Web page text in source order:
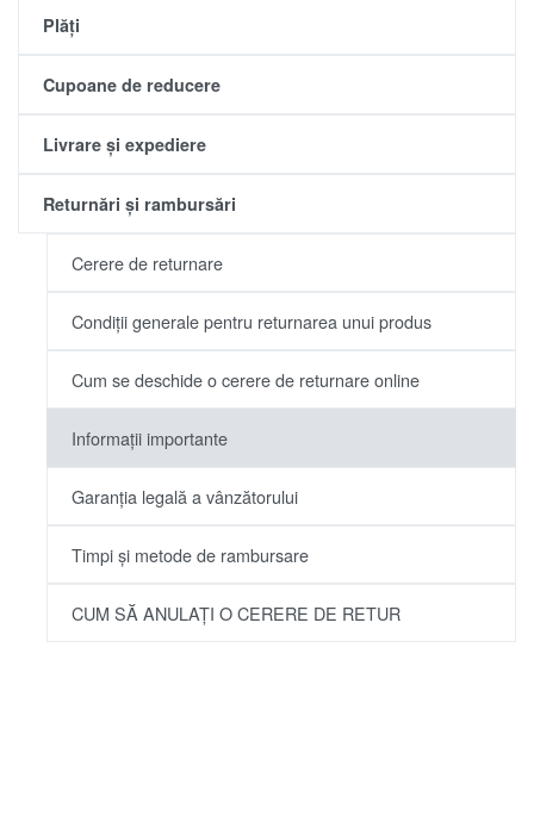
Plăți
Cupoane de reducere
Livrare și expediere
Returnări și rambursări
Cerere de returnare
Condiții generale pentru returnarea unui produs
Cum se deschide o cerere de returnare online
Informații importante
Garanția legală a vânzătorului
Timpi și metode de rambursare
CUM SĂ ANULAȚI O CERERE DE RETUR